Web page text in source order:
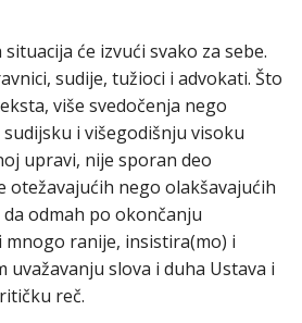
će izvući svako za sebe.
sudije, tužioci i advokati. Što
više svedočenja nego
i višegodišnju visoku
upravi, nije sporan deo
otežavajućih nego olakšavajućih
odmah po okončanju
ranije, insistira(mo) i
uvažavanju slova i duha Ustava i
reč.